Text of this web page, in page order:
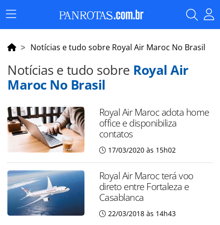
Menu
Principal
Notícias e tudo sobre Royal Air Maroc No Brasil
Notícias e tudo sobre Royal Air
Maroc No Brasil
Royal Air Maroc adota home
office e disponibiliza
contatos
17/03/2020 às 15h02
Royal Air Maroc terá voo
direto entre Fortaleza e
Casablanca
22/03/2018 às 14h43